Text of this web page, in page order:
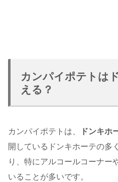
カンパイポテトは
える？
カンパイポテトは、 ドンキホ
開しているドンキホーテの多
り、特にアルコールコーナー
いることが多いです。